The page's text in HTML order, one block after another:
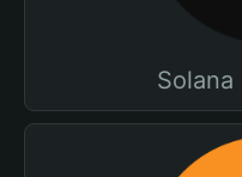
Solana